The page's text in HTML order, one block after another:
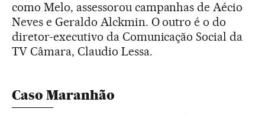
como Melo, assessorou campanhas de Aécio
Neves e Geraldo Alckmin. O outro é o do
diretor-executivo da Comunicação Social da
TV Câmara, Claudio Lessa.
Caso Maranhão